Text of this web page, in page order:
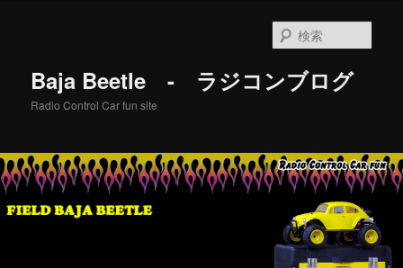
へ
移
動
Baja Beetle - ラジコンブログ
Radio Control Car fun site
索